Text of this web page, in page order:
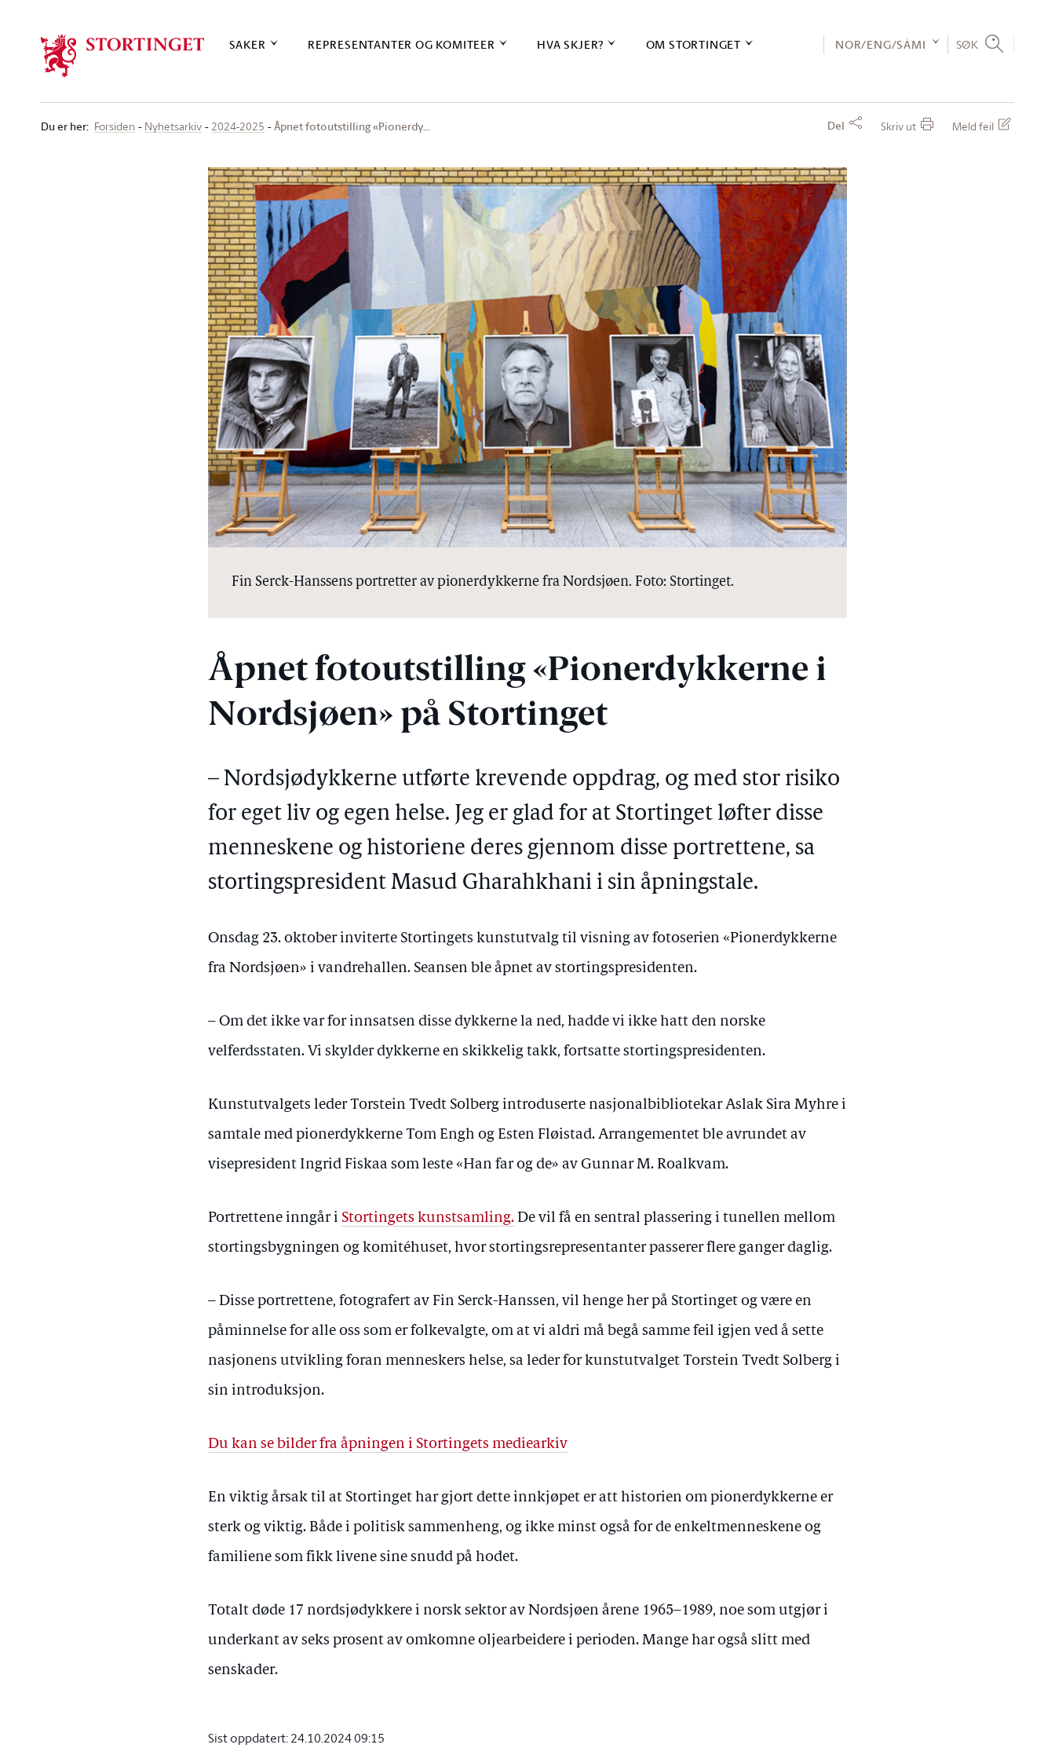
SAKER REPRESENTANTER OG KOMITEER HVA SKJER? OM STORTINGET NOR/ENG/SÁMI SØK
Du er her: Forsiden Nyhetsarkiv 2024-2025 Åpnet fotoutstilling «Pionerdy… Del Skriv ut Meld feil
Fin Serck-Hanssens portretter av pionerdykkerne fra Nordsjøen. Foto: Stortinget.
Åpnet fotoutstilling «Pionerdykkerne i
Nordsjøen» på Stortinget
– Nordsjødykkerne utførte krevende oppdrag, og med stor risiko
for eget liv og egen helse. Jeg er glad for at Stortinget løfter disse
menneskene og historiene deres gjennom disse portrettene, sa
stortingspresident Masud Gharahkhani i sin åpningstale.
Onsdag 23. oktober inviterte Stortingets kunstutvalg til visning av fotoserien «Pionerdykkerne
fra Nordsjøen» i vandrehallen. Seansen ble åpnet av stortingspresidenten.
– Om det ikke var for innsatsen disse dykkerne la ned, hadde vi ikke hatt den norske
velferdsstaten. Vi skylder dykkerne en skikkelig takk, fortsatte stortingspresidenten.
Kunstutvalgets leder Torstein Tvedt Solberg introduserte nasjonalbibliotekar Aslak Sira Myhre i
samtale med pionerdykkerne Tom Engh og Esten Fløistad. Arrangementet ble avrundet av
visepresident Ingrid Fiskaa som leste «Han far og de» av Gunnar M. Roalkvam.
Portrettene inngår i Stortingets kunstsamling. De vil få en sentral plassering i tunellen mellom
stortingsbygningen og komitéhuset, hvor stortingsrepresentanter passerer flere ganger daglig.
– Disse portrettene, fotografert av Fin Serck-Hanssen, vil henge her på Stortinget og være en
påminnelse for alle oss som er folkevalgte, om at vi aldri må begå samme feil igjen ved å sette
nasjonens utvikling foran menneskers helse, sa leder for kunstutvalget Torstein Tvedt Solberg i
sin introduksjon.
Du kan se bilder fra åpningen i Stortingets mediearkiv
En viktig årsak til at Stortinget har gjort dette innkjøpet er att historien om pionerdykkerne er
sterk og viktig. Både i politisk sammenheng, og ikke minst også for de enkeltmenneskene og
familiene som fikk livene sine snudd på hodet.
Totalt døde 17 nordsjødykkere i norsk sektor av Nordsjøen årene 1965–1989, noe som utgjør i
underkant av seks prosent av omkomne oljearbeidere i perioden. Mange har også slitt med
senskader.
Sist oppdatert:24.10.2024 09:15